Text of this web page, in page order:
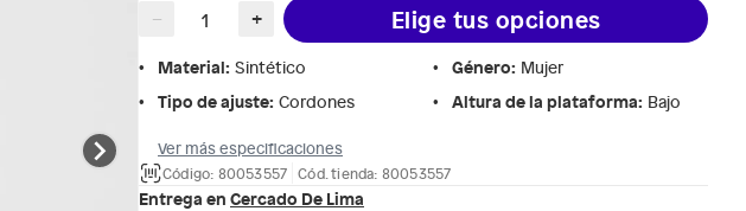
− + Elige tus opciones
Material: Sintético Género: Mujer
Tipo de ajuste: Cordones Altura de la plataforma: Bajo
Ver más especificaciones
Código: 80053557 Cód. tienda: 80053557
Entrega en Cercado De Lima